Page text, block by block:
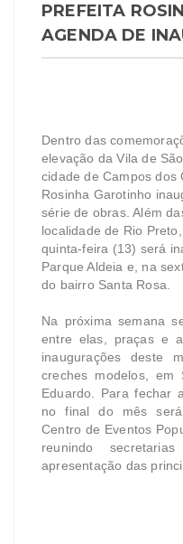
PREFEITA
AGENDA DE
Dentro das
elevação da Vila de
cidade de Campos dos
Rosinha Garotinho
série de obras. Além
localidade de Rio
quinta-feira (13) será
Parque Aldeia e, na
do bairro Santa Rosa.
Na próxima semana
entre elas, praças e
inaugurações deste
creches modelos, em
Eduardo. Para fechar
no final do mês
Centro de Eventos
reunindo
apresentação das